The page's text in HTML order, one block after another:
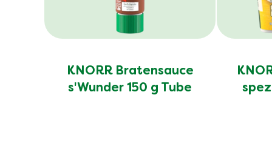
KNORR Bratensauce
s'Wunder 150 g Tube